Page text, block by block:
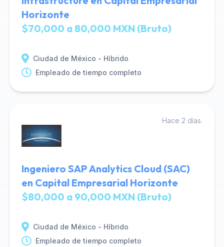
Horizonte
$70,000 a 80,000 MXN (Bruto)
Ciudad de México - Híbrido
Empleado de tiempo completo
Hace 2 días.
Ingeniero SAP Analytics Cloud (SAC)
en Capital Empresarial Horizonte
$80,000 a 90,000 MXN (Bruto)
Ciudad de México - Híbrido
Empleado de tiempo completo